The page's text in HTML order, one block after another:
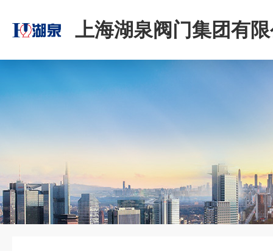
上海湖泉阀门集团有